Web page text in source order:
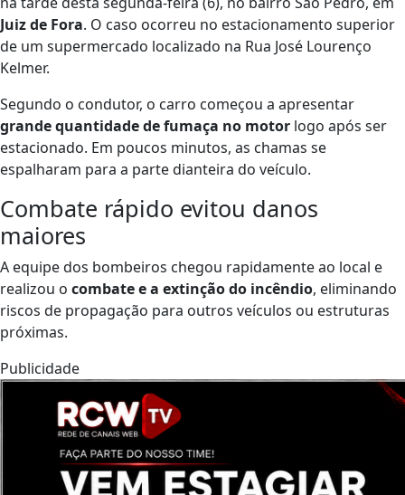
Juiz de Fora. O caso ocorreu no estacionamento superior
de um supermercado localizado na Rua José Lourenço
Kelmer.
Segundo o condutor, o carro começou a apresentar
grande quantidade de fumaça no motor logo após ser
estacionado. Em poucos minutos, as chamas se
espalharam para a parte dianteira do veículo.
Combate rápido evitou danos
maiores
A equipe dos bombeiros chegou rapidamente ao local e
realizou o combate e a extinção do incêndio, eliminando
riscos de propagação para outros veículos ou estruturas
próximas.
Publicidade